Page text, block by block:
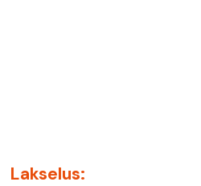
Lakselus: